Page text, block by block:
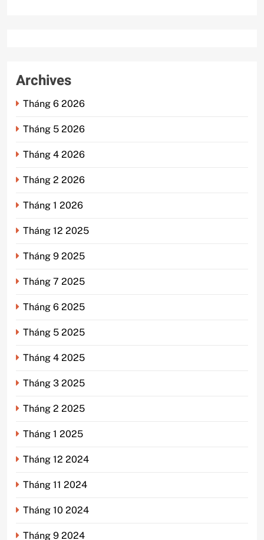
Archives
Tháng 6 2026
Tháng 5 2026
Tháng 4 2026
Tháng 2 2026
Tháng 1 2026
Tháng 12 2025
Tháng 9 2025
Tháng 7 2025
Tháng 6 2025
Tháng 5 2025
Tháng 4 2025
Tháng 3 2025
Tháng 2 2025
Tháng 1 2025
Tháng 12 2024
Tháng 11 2024
Tháng 10 2024
Tháng 9 2024